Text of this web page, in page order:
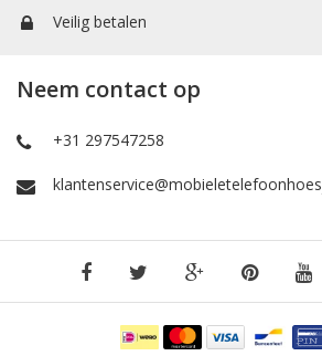
Veilig betalen
Neem contact op
+31 297547258